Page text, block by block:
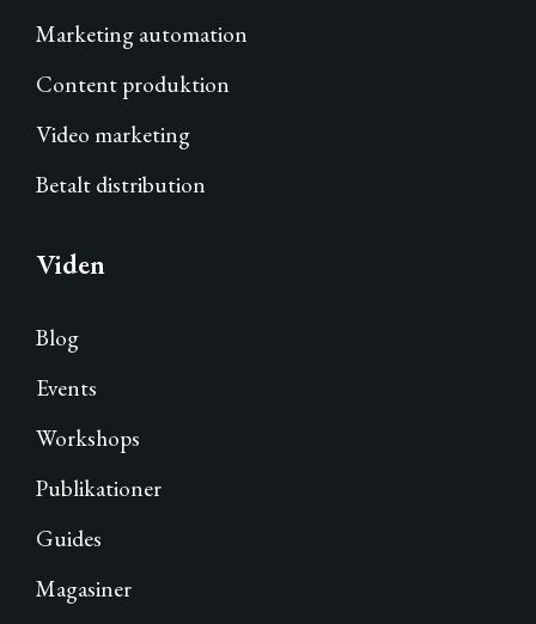
Marketing automation
Content produktion
Video marketing
Betalt distribution
Viden
Blog
Events
Workshops
Publikationer
Guides
Magasiner